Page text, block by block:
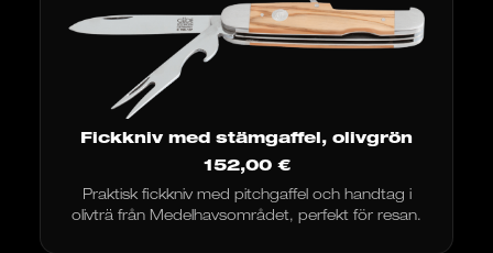
Fickkniv med stämgaffel, olivgrön
152,00 €
Praktisk fickkniv med pitchgaffel och handtag i
olivträ från Medelhavsområdet, perfekt för resan.